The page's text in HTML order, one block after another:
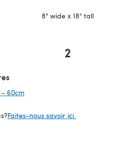
8" wide x 18" tall
2
60cm
Faites-nous savoir ici.